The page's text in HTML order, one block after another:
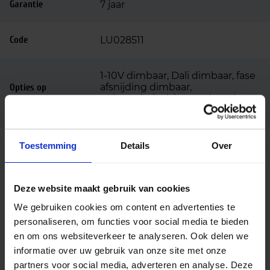
Toestemming Details Over
Deze website maakt gebruik van cookies
We gebruiken cookies om content en advertenties te
personaliseren, om functies voor social media te bieden
en om ons websiteverkeer te analyseren. Ook delen we
informatie over uw gebruik van onze site met onze
partners voor social media, adverteren en analyse. Deze
Garantie 7 jaar
Code LU028511
Opties op
aanvraag
1-10V dimbaar, Dali dimbaar, fase
afsnijding dimbaar,
opbouwbehuizing, verloopring,
compacte en hoogwaardige downlighter,
ontworpen voor toepassingen waar gericht licht en
visueel comfort centraal staan. Met een vermogen
van 10 watt en een lichtopbrengst van 1000 lumen
biedt deze spot efficiënte prestaties voor kantoren,
gangen, sanitaire ruimtes en andere functionele